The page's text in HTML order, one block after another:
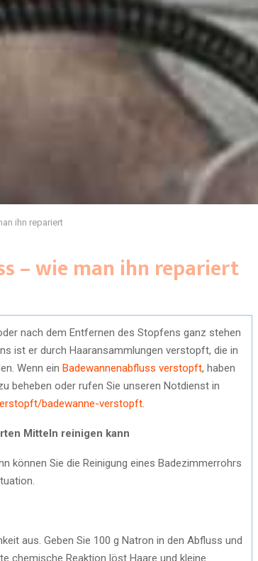
ihn repariert
– wie man ihn repariert
nach dem Entfernen des Stopfens ganz stehen
ist er durch Haaransammlungen verstopft, die in
Wenn ein Badewannenabfluss verstopft, haben
beheben oder rufen Sie unseren Notdienst in
badewanne-verstopft
Mitteln reinigen kann
können Sie die Reinigung eines Badezimmerrohrs
aus. Geben Sie 100 g Natron in den Abfluss und
chemische Reaktion löst Haare und kleine